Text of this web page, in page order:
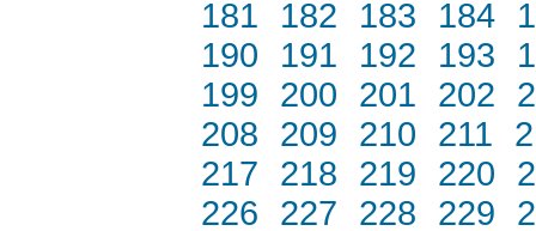
181
182 183 184
190
191 192 193
199
200 201 202
208
209 210 211
217
218 219 220
226
227 228 229